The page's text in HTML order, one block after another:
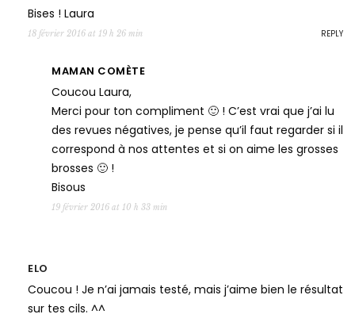
Bises ! Laura
18 février 2016 at 19 h 26 min REPLY
MAMAN COMÈTE
Coucou Laura,
Merci pour ton compliment 🙂 ! C’est vrai que j’ai lu
des revues négatives, je pense qu’il faut regarder si il
correspond à nos attentes et si on aime les grosses
brosses 🙂 !
Bisous
19 février 2016 at 10 h 33 min
ELO
Coucou ! Je n’ai jamais testé, mais j’aime bien le résultat
sur tes cils. ^^